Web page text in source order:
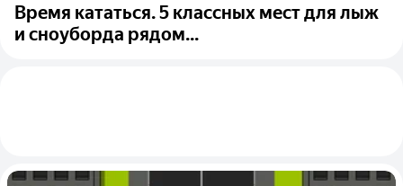
Время кататься. 5 классных мест для лыж
и сноуборда рядом...